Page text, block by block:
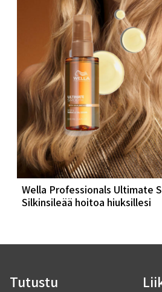
Wella Professionals Ultimate
Silkinsileää hoitoa hiuksillesi
Tutustu